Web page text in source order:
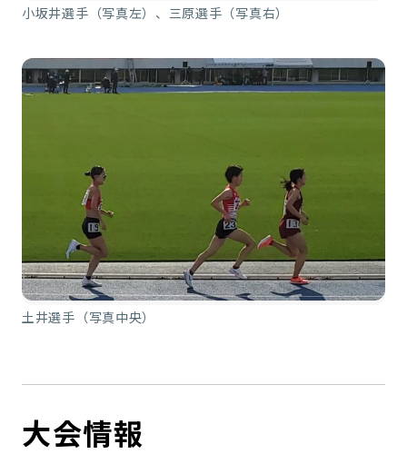
小坂井選手（写真左）、三原選手（写真右）
土井選手（写真中央）
大会情報